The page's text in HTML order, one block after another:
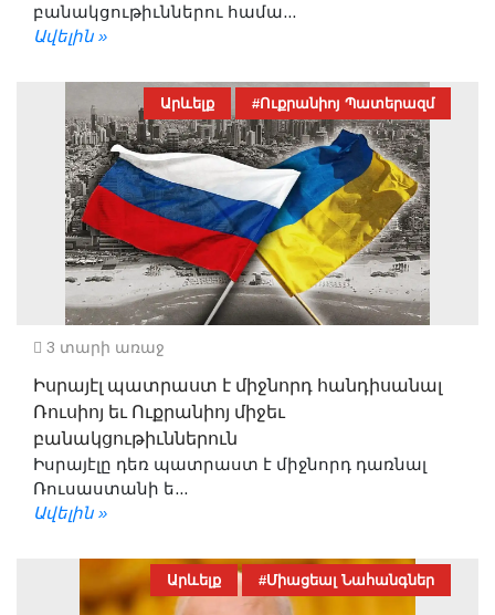
բանակցութիւններու համա...
Ավելին »
Արևելք #Ուքրանիոյ Պատերազմ
3 տարի առաջ
Իսրայէլ պատրաստ է միջնորդ հանդիսանալ
Ռուսիոյ եւ Ուքրանիոյ միջեւ
բանակցութիւններուն
Իսրայէլը դեռ պատրաստ է միջնորդ դառնալ
Ռուսաստանի ե...
Ավելին »
Արևելք #Միացեալ Նահանգներ